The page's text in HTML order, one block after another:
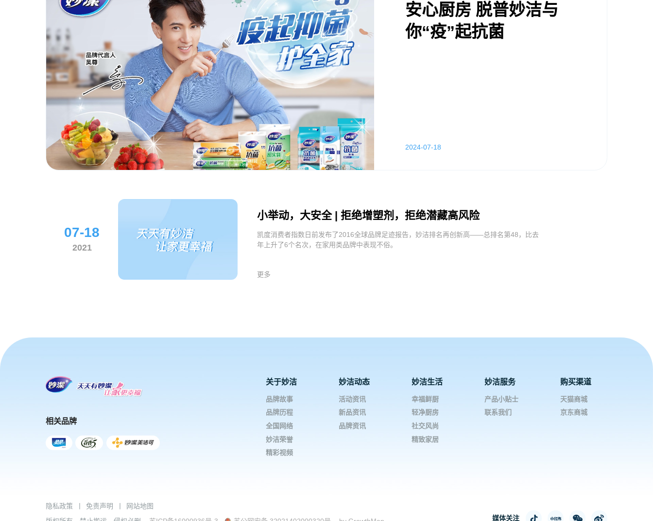
安心厨房 脱普妙洁与
你“疫”起抗菌
2024-07-18
07-18
2021
小举动，大安全 | 拒绝增塑剂，拒绝潜藏高风险
凯度消费者指数日前发布了2016全球品牌足迹报告，妙洁排名再创新高——总排名第48，比去
年上升了6个名次，在家用类品牌中表现不俗。
更多
相关品牌
关于妙洁
品牌故事
品牌历程
全国网络
妙洁荣誉
精彩视频
妙洁动态
活动资讯
新品资讯
品牌资讯
妙洁生活
幸福鲜厨
轻净厨房
社交风尚
精致家居
妙洁服务
产品小贴士
联系我们
购买渠道
天猫商城
京东商城
隐私政策 免责声明
网站地图
媒体关注